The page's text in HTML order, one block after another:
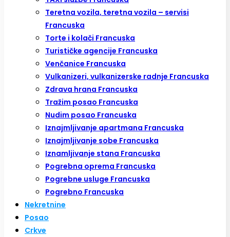
Teretna vozila, teretna vozila – servisi
Francuska
Torte i kolači Francuska
Turističke agencije Francuska
Venčanice Francuska
Vulkanizeri, vulkanizerske radnje Francuska
Zdrava hrana Francuska
Tražim posao Francuska
Nudim posao Francuska
Iznajmljivanje apartmana Francuska
Iznajmljivanje sobe Francuska
Iznamljivanje stana Francuska
Pogrebna oprema Francuska
Pogrebne usluge Francuska
Pogrebno Francuska
Nekretnine
Posao
Crkve